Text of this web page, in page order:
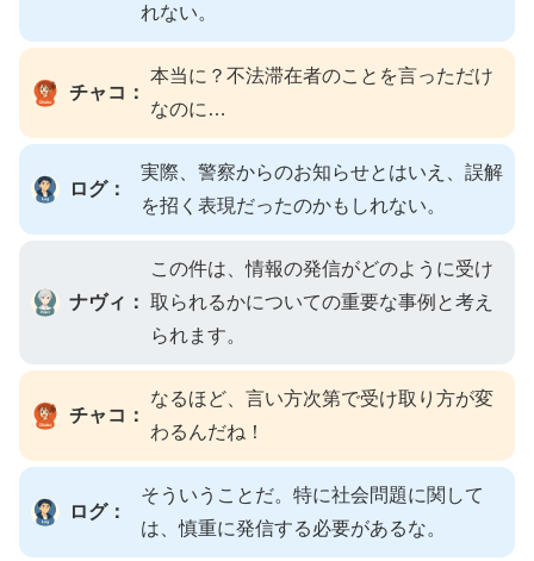
れない。
チャコ：
本当に？不法滞在者のことを言っただけ
なのに…
ログ：
実際、警察からのお知らせとはいえ、誤解
を招く表現だったのかもしれない。
ナヴィ：
この件は、情報の発信がどのように受け
取られるかについての重要な事例と考え
られます。
チャコ：
なるほど、言い方次第で受け取り方が変
わるんだね！
ログ：
そういうことだ。特に社会問題に関して
は、慎重に発信する必要があるな。